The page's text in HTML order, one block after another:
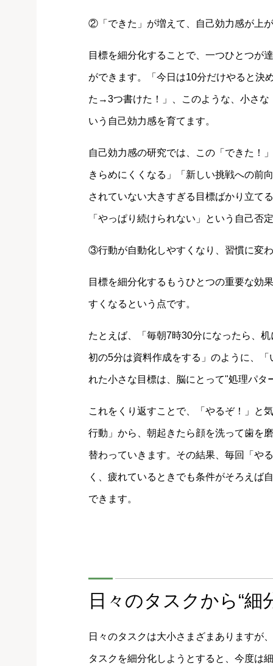
②「できた」が増えて、自己効力感が上
目標を細分化することで、一つひとつが
ができます。「今日は10分だけやると
た→3つ書けた！」、このような、小さ
いう自己効力感を育てます。
自己効力感の研究では、この「できた！
きらめにくくなる」「新しい挑戦への前
されていない大きすぎる目標ばかり立て
「やっぱり続けられない」という自己否
③行動が自動化しやすくなり、習慣に変
目標を細分化するもうひとつの重要な効
すくなるという点です。
たとえば、「毎朝7時30分になったら、
初の5分は資料作成をする」のように、
れた小さな目標は、脳にとって"処理パ
これをくり返すことで、「やるぞ！」と
行動」から、朝起きたら顔を洗って歯を
替わっていきます。その結果、毎回「や
く、疲れているときでも条件がそろえば
できます。
日々のタスクから“細
日々のタスクは大小さまざまありますが
タスクを細分化しようとすると、今度は